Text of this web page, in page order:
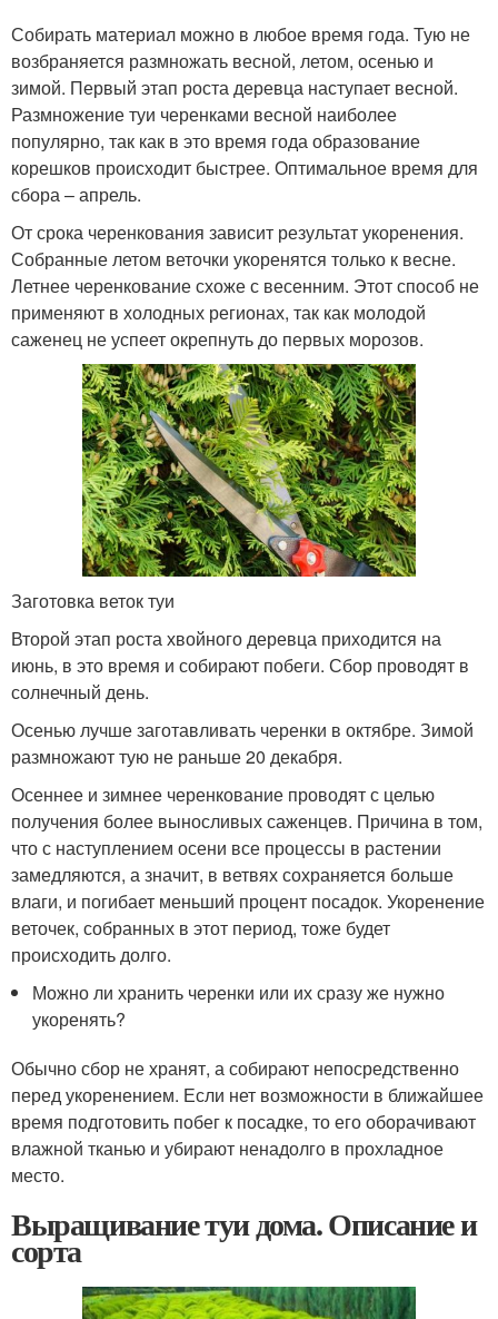
Собирать материал можно в любое время года. Тую не
возбраняется размножать весной, летом, осенью и
зимой. Первый этап роста деревца наступает весной.
Размножение туи черенками весной наиболее
популярно, так как в это время года образование
корешков происходит быстрее. Оптимальное время для
сбора – апрель.
От срока черенкования зависит результат укоренения.
Собранные летом веточки укоренятся только к весне.
Летнее черенкование схоже с весенним. Этот способ не
применяют в холодных регионах, так как молодой
саженец не успеет окрепнуть до первых морозов.
Заготовка веток туи
Второй этап роста хвойного деревца приходится на
июнь, в это время и собирают побеги. Сбор проводят в
солнечный день.
Осенью лучше заготавливать черенки в октябре. Зимой
размножают тую не раньше 20 декабря.
Осеннее и зимнее черенкование проводят с целью
получения более выносливых саженцев. Причина в том,
что с наступлением осени все процессы в растении
замедляются, а значит, в ветвях сохраняется больше
влаги, и погибает меньший процент посадок. Укоренение
веточек, собранных в этот период, тоже будет
происходить долго.
Можно ли хранить черенки или их сразу же нужно
укоренять?
Обычно сбор не хранят, а собирают непосредственно
перед укоренением. Если нет возможности в ближайшее
время подготовить побег к посадке, то его оборачивают
влажной тканью и убирают ненадолго в прохладное
место.
Выращивание туи дома. Описание и
сорта